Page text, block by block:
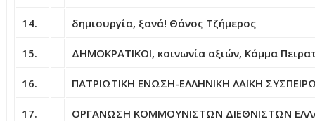
14. δημιουργία, ξανά! Θάνος Τζήμερος
15. ΔΗΜΟΚΡΑΤΙΚΟΙ, κοινωνία αξιών, Κόμμα
16. ΠΑΤΡΙΩΤΙΚΗ ΕΝΩΣΗ-ΕΛΛΗΝΙΚΗ ΛΑΪΚΗ
17. ΟΡΓΑΝΩΣΗ ΚΟΜΜΟΥΝΙΣΤΩΝ ΔΙΕΘΝΙΣΤΩΝ